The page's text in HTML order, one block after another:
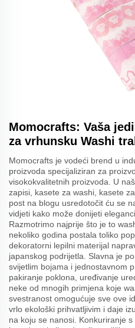
Momocrafts: Vaša
za vrhunsku Washi
Momocrafts je vodeći brend u
proizvoda specijaliziran za
visokokvalitetnih proizvoda. U
zapisi, kasete za washi, kasete
post na blogu usredotočit ću se
vidjeti kako može donijeti
Razmotrimo najprije što je to
nekoliko godina postala toliko
dekoratorni lepilni materijal
japanskog podrijetla. Slavna je
svijetlim bojama i jednostavnom
pakiranje poklona, uređivanje
neke od mnogih primjena koje
svestranost omogućuje sve ove
vrlo ekološki prihvatljivim i daje
na koju se nanosi. Konkuriranje